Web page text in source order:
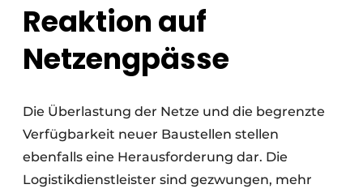
Reaktion auf
Netzengpässe
Die Überlastung der Netze und die begrenzte
Verfügbarkeit neuer Baustellen stellen
ebenfalls eine Herausforderung dar. Die
Logistikdienstleister sind gezwungen, mehr